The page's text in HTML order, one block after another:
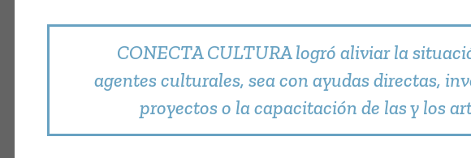
CONECTA CULTURA logró aliviar la
agentes culturales, sea con ayudas directas,
proyectos o la capacitación de las y los